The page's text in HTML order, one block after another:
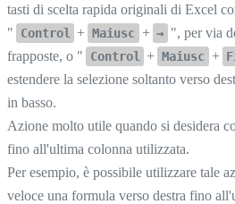
tasti di scelta rapida originali di Excel
"
Control + Maiusc + → ", per via
frapposte, o "
Control + Maiusc +
estendere la selezione soltanto verso
in basso.
Azione molto utile quando si desidera
fino all'ultima colonna utilizzata.
Per esempio, è possibile utilizzare tale
veloce una formula verso destra fino